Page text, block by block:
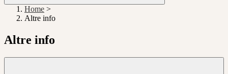
Home >
Altre info
Altre info